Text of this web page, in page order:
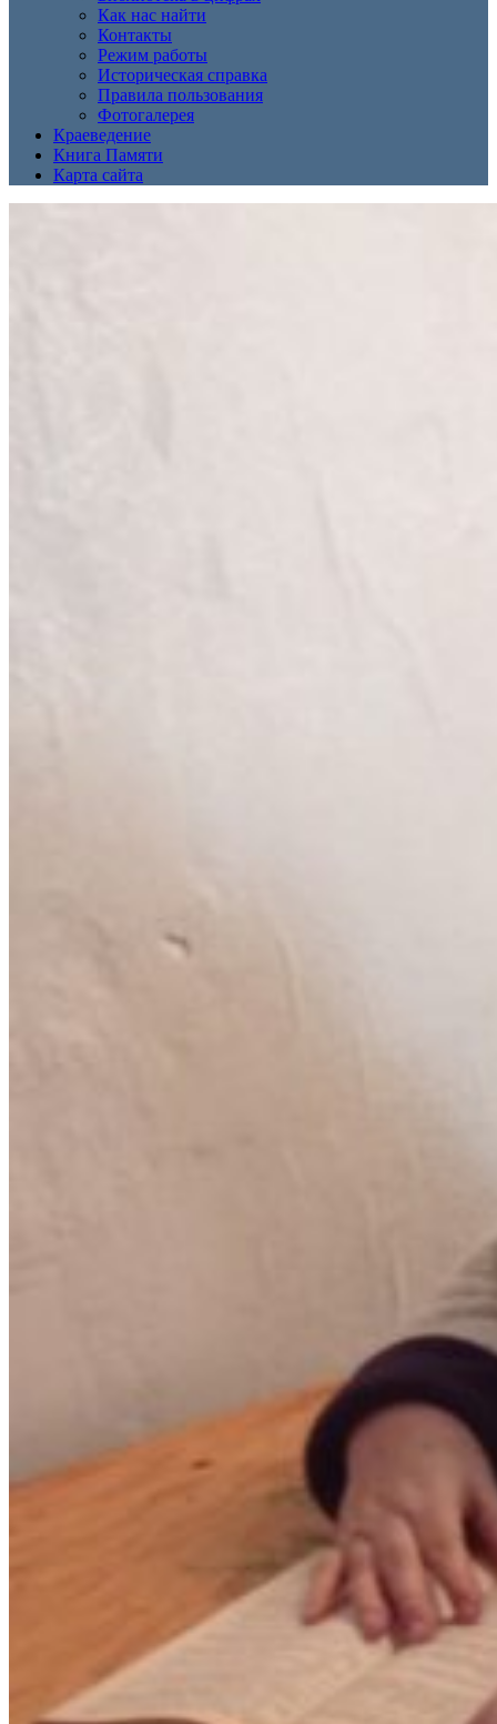
Как нас найти
Контакты
Режим работы
Историческая справка
Правила пользования
Фотогалерея
Краеведение
Книга Памяти
Карта сайта